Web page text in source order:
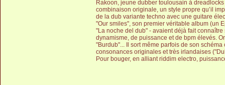
Rakoon, jeune dubber toulousain à
combinaison originale, un style propre qu’il
de la dub variante techno avec une guitare
"Our smiles", son premier véritable album (un
"La noche del dub" - avaient déjà fait
dynamisme, de puissance et de bpm élevés.
"Burdub"... Il sort même parfois de son
consonances originales et très irlandaises
Pour bouger, en alliant riddim electro,